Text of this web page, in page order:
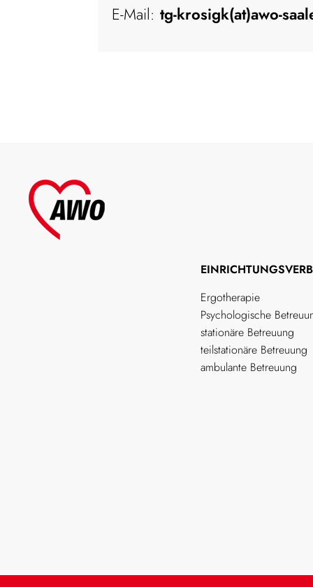
E-Mail: tg-krosigk(at)awo-
Ergotherapie
Psychologische
stationäre Betreuung
teilstationäre Betreuung
ambulante Betreuung